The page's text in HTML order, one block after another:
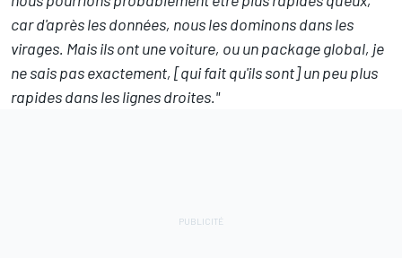
car d'après les données, nous les dominons dans les
virages. Mais ils ont une voiture, ou un package global, je
ne sais pas exactement, [qui fait qu'ils sont] un peu plus
rapides dans les lignes droites."